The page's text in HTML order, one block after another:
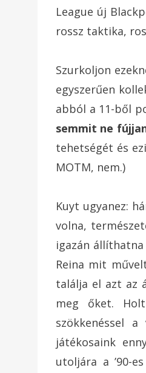
League új
rossz taktika,
Szurkoljon
egyszerűen
abból a 11-ből
semmit ne
tehetségét és
MOTM, nem.)
Kuyt ugyanez:
volna,
igazán
Reina mit
találja el azt az
meg őket.
szökkenéssel
játékosaink
utoljára a ’90-